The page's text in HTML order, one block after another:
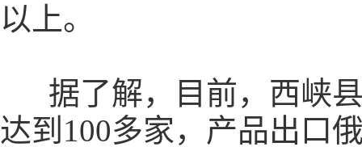
以上。
据了解，目前，西峡县
达到100多家，产品出口